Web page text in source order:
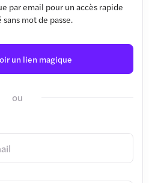
par email pour un accès rapide
mot de passe.
un lien magique
ou